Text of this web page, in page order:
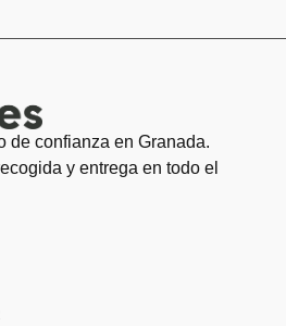
de confianza en Granada.
y entrega en todo el